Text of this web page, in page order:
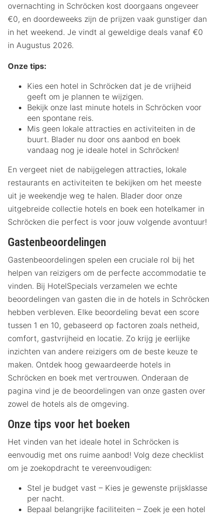
overnachting in Schröcken kost doorgaans ongeveer
€0, en doordeweeks zijn de prijzen vaak gunstiger dan
in het weekend. Je vindt al geweldige deals vanaf €0
in Augustus 2026.
Onze tips:
Kies een hotel in Schröcken dat je de vrijheid
geeft om je plannen te wijzigen.
Bekijk onze last minute hotels in Schröcken voor
een spontane reis.
Mis geen lokale attracties en activiteiten in de
buurt. Blader nu door ons aanbod en boek
vandaag nog je ideale hotel in Schröcken!
En vergeet niet de nabijgelegen attracties, lokale
restaurants en activiteiten te bekijken om het meeste
uit je weekendje weg te halen. Blader door onze
uitgebreide collectie hotels en boek een hotelkamer in
Schröcken die perfect is voor jouw volgende avontuur!
Gastenbeoordelingen
Gastenbeoordelingen spelen een cruciale rol bij het
helpen van reizigers om de perfecte accommodatie te
vinden. Bij HotelSpecials verzamelen we echte
beoordelingen van gasten die in de hotels in Schröcken
hebben verbleven. Elke beoordeling bevat een score
tussen 1 en 10, gebaseerd op factoren zoals netheid,
comfort, gastvrijheid en locatie. Zo krijg je eerlijke
inzichten van andere reizigers om de beste keuze te
maken. Ontdek hoog gewaardeerde hotels in
Schröcken en boek met vertrouwen. Onderaan de
pagina vind je de beoordelingen van onze gasten over
zowel de hotels als de omgeving.
Onze tips voor het boeken
Het vinden van het ideale hotel in Schröcken is
eenvoudig met ons ruime aanbod! Volg deze checklist
om je zoekopdracht te vereenvoudigen:
Stel je budget vast – Kies je gewenste prijsklasse
per nacht.
Bepaal belangrijke faciliteiten – Zoek je een hotel